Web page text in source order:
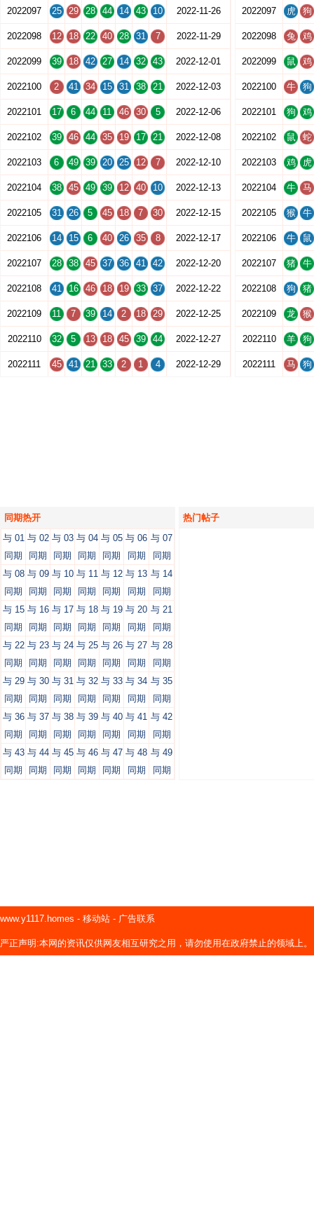
2022097 25 29 28 44 14 43 10 2022-11-26
2022098 12 18 22 40 28 31 7 2022-11-29
2022099 39 18 42 27 14 32 43 2022-12-01
2022100 2 41 34 15 31 38 21 2022-12-03
2022101 17 6 44 11 46 30 5 2022-12-06
2022102 39 46 44 35 19 17 21 2022-12-08
2022103 6 49 39 20 25 12 7 2022-12-10
2022104 38 45 49 39 12 40 10 2022-12-13
2022105 31 26 5 45 18 7 30 2022-12-15
2022106 14 15 6 40 26 35 8 2022-12-17
2022107 28 38 45 37 36 41 42 2022-12-20
2022108 41 16 46 18 19 33 37 2022-12-22
2022109 11 7 39 14 2 18 29 2022-12-25
2022110 32 5 13 18 45 39 44 2022-12-27
2022111 45 41 21 33 2 1 4 2022-12-29
2022097 虎 狗
2022098 兔 鸡
2022099 鼠 鸡
2022100 牛 狗
2022101 狗 鸡
2022102 鼠 蛇
2022103 鸡 虎
2022104 牛 马
2022105 猴 牛
2022106 牛 鼠
2022107 猪 牛
2022108 狗 猪
2022109 龙 猴
2022110 羊 狗
2022111 马 狗
同期热开
与 01
同期
与 02
同期
与 03
同期
与 04
同期
与 05
同期
与 06
同期
与 07
同期
与 08
同期
与 09
同期
与 10
同期
与 11
同期
与 12
同期
与 13
同期
与 14
同期
与 15
同期
与 16
同期
与 17
同期
与 18
同期
与 19
同期
与 20
同期
与 21
同期
与 22
同期
与 23
同期
与 24
同期
与 25
同期
与 26
同期
与 27
同期
与 28
同期
与 29
同期
与 30
同期
与 31
同期
与 32
同期
与 33
同期
与 34
同期
与 35
同期
与 36
同期
与 37
同期
与 38
同期
与 39
同期
与 40
同期
与 41
同期
与 42
同期
与 43
同期
与 44
同期
与 45
同期
与 46
同期
与 47
同期
与 48
同期
与 49
同期
热门帖子
www.y1117.homes - 移动站 - 广告联系
严正声明:本网的资讯仅供网友相互研究之用，请勿使用在政府禁止的领域上。